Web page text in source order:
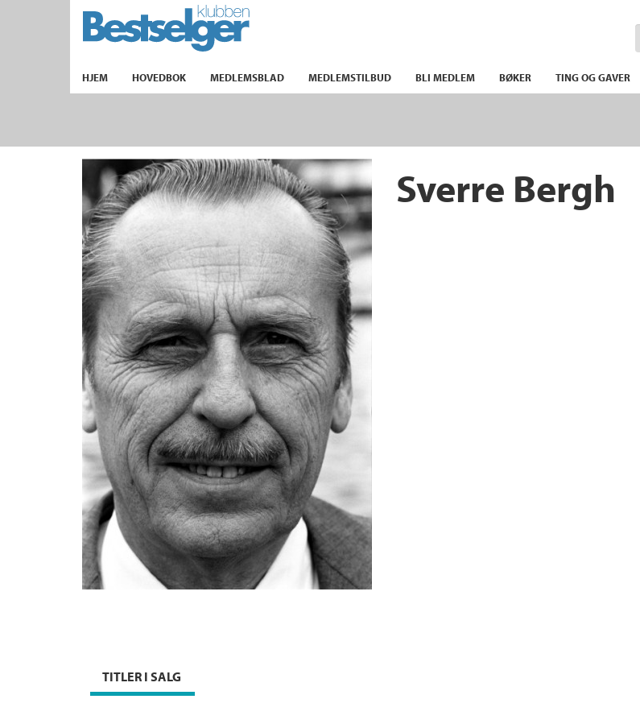
TIL FORSIDEN
HJEM HOVEDBOK MEDLEMSBLAD MEDLEMSTILBUD BLI MEDLEM BØKER TING OG GAVER
Sverre Bergh
TITLER I SALG